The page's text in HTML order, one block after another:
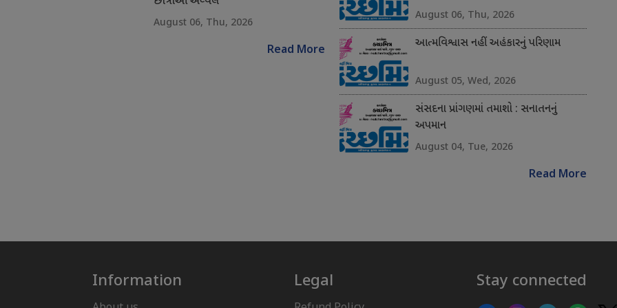
August 06, Thu, 2026
Read More
August 06, Thu, 2026
આત્મવિશ્વાસ નહીં અહંકારનું પરિણામ
August 05, Wed, 2026
સંસદના પ્રાંગણમાં તમાશો : સનાતનનું
અપમાન
August 04, Tue, 2026
Read More
Information Legal Stay connected